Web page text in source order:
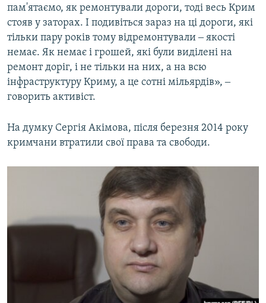
пам'ятаємо, як ремонтували дороги, тоді весь Крим
стояв у заторах. І подивіться зараз на ці дороги, які
тільки пару років тому відремонтували ‒ якості
немає. Як немає і грошей, які були виділені на
ремонт доріг, і не тільки на них, а на всю
інфраструктуру Криму, а це сотні мільярдів», ‒
говорить активіст.
На думку Сергія Акімова, після березня 2014 року
кримчани втратили свої права та свободи.